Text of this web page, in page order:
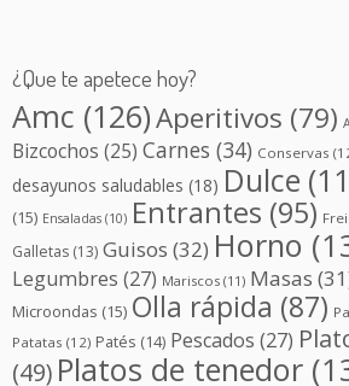
¿Que te apetece hoy?
Amc (126)Aperitivos (79)
Bizcochos (25) Carnes (34) Conservas
desayunos saludables (18) Dulce
(15) Ensaladas (10) Entrantes (95)
Galletas (13) Guisos (32) Horno
Legumbres (27) Mariscos (11) Masas
Microondas (15) Olla rápida (87)
Patatas (12) Patés (14) Pescados (27)
(49) Platos de tenedor